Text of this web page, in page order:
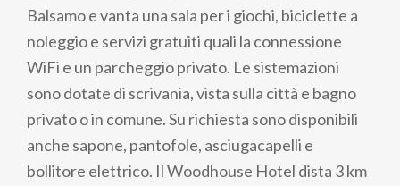
Balsamo e vanta una sala per i giochi, biciclette a
noleggio e servizi gratuiti quali la connessione
WiFi e un parcheggio privato. Le sistemazioni
sono dotate di scrivania, vista sulla città e bagno
privato o in comune. Su richiesta sono disponibili
anche sapone, pantofole, asciugacapelli e
bollitore elettrico. Il Woodhouse Hotel dista 3 km